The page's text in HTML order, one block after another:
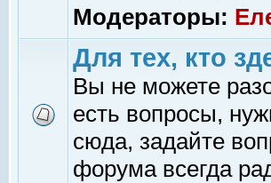
Модераторы:
Для тех, кто
Вы не можете
есть вопросы,
сюда, задайте
форума всегда